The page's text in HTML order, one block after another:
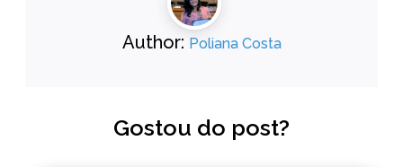
Author: Poliana Costa
Gostou do post?